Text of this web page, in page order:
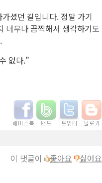
셨던 길입니다. 정말 가기
너무나 끔찍해서 생각하기도
없다.”
이 댓글이
좋아요
싫어요